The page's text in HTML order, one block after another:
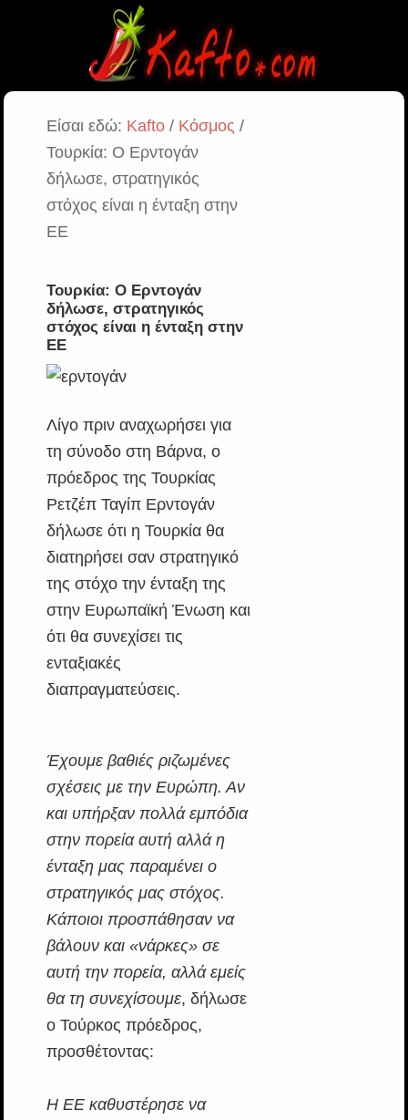
Είσαι εδώ: Kafto/ Κόσμος /
Τουρκία: Ο Ερντογάν
δήλωσε, στρατηγικός
στόχος είναι η ένταξη στην
ΕΕ
Τουρκία: Ο Ερντογάν
δήλωσε, στρατηγικός
στόχος είναι η ένταξη στην
ΕΕ
Λίγο πριν αναχωρήσει για
τη σύνοδο στη Βάρνα, ο
πρόεδρος της Τουρκίας
Ρετζέπ Ταγίπ Ερντογάν
δήλωσε ότι η Τουρκία θα
διατηρήσει σαν στρατηγικό
της στόχο την ένταξη της
στην Ευρωπαϊκή Ένωση και
ότι θα συνεχίσει τις
ενταξιακές
διαπραγματεύσεις.
Έχουμε βαθιές ριζωμένες
σχέσεις με την Ευρώπη. Αν
και υπήρξαν πολλά εμπόδια
στην πορεία αυτή αλλά η
ένταξη μας παραμένει ο
στρατηγικός μας στόχος.
Κάποιοι προσπάθησαν να
βάλουν και «νάρκες» σε
αυτή την πορεία, αλλά εμείς
θα τη συνεχίσουμε, δήλωσε
ο Τούρκος πρόεδρος,
προσθέτοντας:
Η ΕΕ καθυστέρησε να